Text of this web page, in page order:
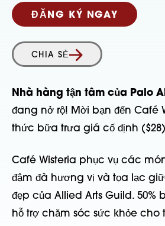
ĐĂNG KÝ NGAY
CHIA SẺ
Nhà hàng tận tâm của Palo
đang nở rộ! Mời bạn đến Café
thức bữa trưa giá cố định
Café Wisteria phục vụ các
đậm đà hương vị và tọa lạc
đẹp của Allied Arts Guild. 50%
hỗ trợ chăm sóc sức khỏe cho